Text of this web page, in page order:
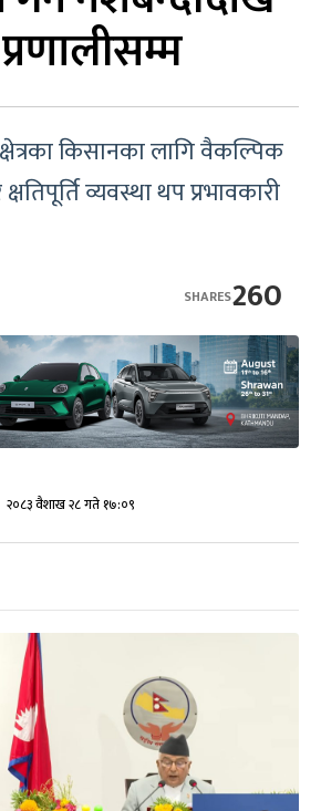
किसानका लागि वैकल्पिक
क्षतिपूर्ति व्यवस्था थप प्रभावकारी
260
SHARES
२०८३ वैशाख २८ गते १७:०९